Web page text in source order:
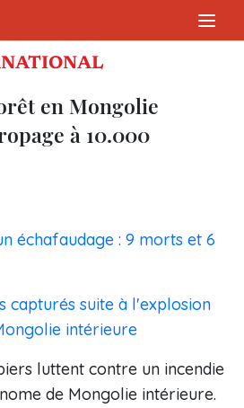
en Mongolie
à 10.000
échafaudage : 9 morts et 6
capturés suite à l'explosion
intérieure
luttent contre un incendie
de Mongolie intérieure.